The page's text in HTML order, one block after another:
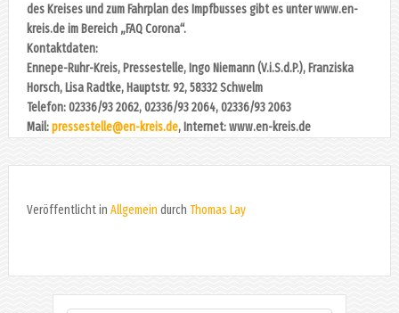
des Kreises und zum Fahrplan des Impfbusses gibt es unter www.en-
kreis.de im Bereich „FAQ Corona“.
Kontaktdaten:
Ennepe-Ruhr-Kreis, Pressestelle, Ingo Niemann (V.i.S.d.P.), Franziska
Horsch, Lisa Radtke, Hauptstr. 92, 58332 Schwelm
Telefon: 02336/93 2062, 02336/93 2064, 02336/93 2063
Mail:pressestelle@en-kreis.de, Internet: www.en-kreis.de
Veröffentlicht in Allgemein durch Thomas Lay